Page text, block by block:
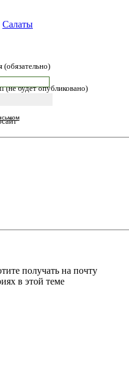
Салаты
(обязательно)
(не будет опубликовано)
получать на почту
в этой теме